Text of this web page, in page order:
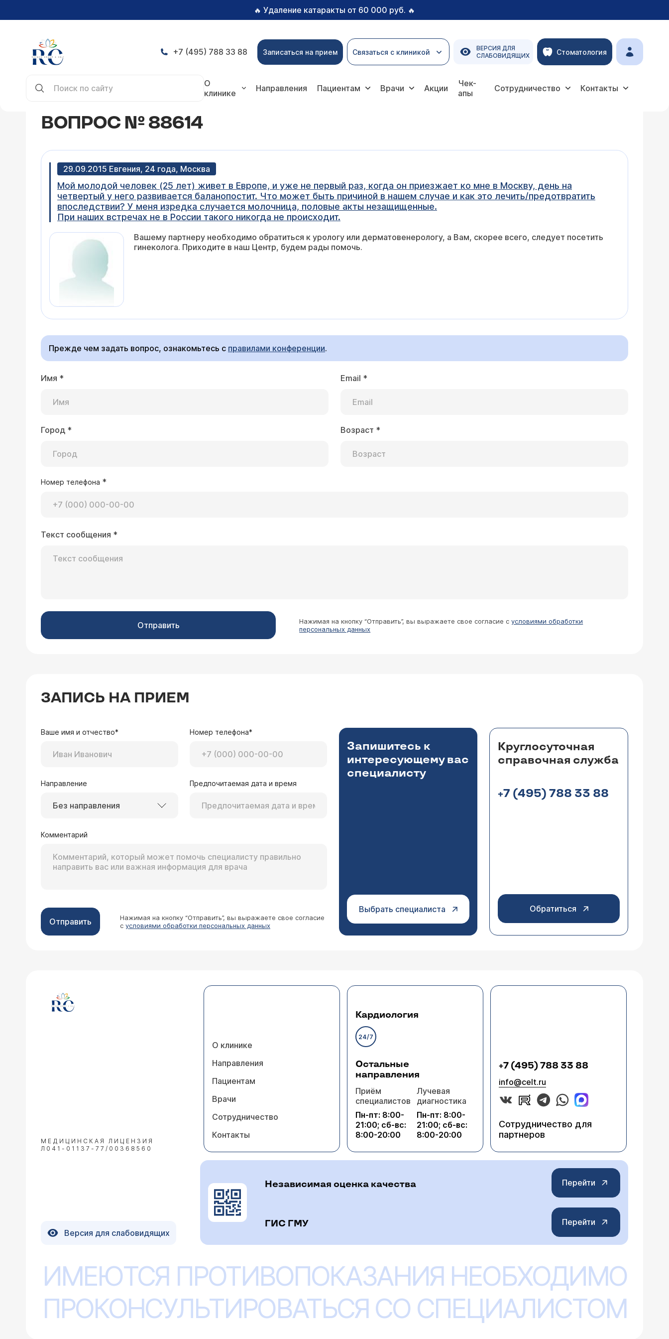
🔥 Удаление катаракты от 60 000 руб. 🔥
+7 (495) 788 33 88 Записаться на прием Связаться с клиникой
ВЕРСИЯ ДЛЯ
СЛАБОВИДЯЩИХ
Стоматология
О
клинике
Направления Пациентам Врачи Акции
Чек-
апы
Сотрудничество Контакты
ВОПРОС № 88614
29.09.2015 Евгения, 24 года, Москва
Мой молодой человек (25 лет) живет в Европе, и уже не первый раз, когда он приезжает ко мне в Москву, день на
четвертый у него развивается баланопостит. Что может быть причиной в нашем случае и как это лечить/предотвратить
впоследствии? У меня изредка случается молочница, половые акты незащищенные.
При наших встречах не в России такого никогда не происходит.
Вашему партнеру необходимо обратиться к урологу или дерматовенерологу, а Вам, скорее всего, следует посетить
гинеколога. Приходите в наш Центр, будем рады помочь.
Прежде чем задать вопрос, ознакомьтесь с правилами конференции.
Имя * Email *
Город * Возраст *
Номер телефона *
Текст сообщения *
Отправить Нажимая на кнопку “Отправить”, вы выражаете свое согласие сусловиями обработки
персональных данных
ЗАПИСЬ НА ПРИЕМ
Ваше имя и отчество* Номер телефона*
Направление
Без направления
Предпочитаемая дата и время
Комментарий
Отправить
Нажимая на кнопку “Отправить”, вы выражаете свое согласие
с условиями обработки персональных данных
Запишитесь к
интересующему вас
специалисту
Выбрать специалиста
Круглосуточная
справочная служба
+7 (495) 788 33 88
Обратиться
МЕДИЦИНСКАЯ ЛИЦЕНЗИЯ
Л041-01137-77/00368560
О клинике
Направления
Пациентам
Врачи
Сотрудничество
Контакты
Кардиология
24/7
Остальные
направления
Приём
специалистов
Пн-пт: 8:00-
21:00; сб-вс:
8:00-20:00
Лучевая
диагностика
Пн-пт: 8:00-
21:00; сб-вс:
8:00-20:00
+7 (495) 788 33 88
info@celt.ru
Сотрудничество для
партнеров
Версия для слабовидящих
Независимая оценка качества Перейти
ГИС ГМУ Перейти
ИМЕЮТСЯ ПРОТИВОПОКАЗАНИЯ НЕОБХОДИМО
ПРОКОНСУЛЬТИРОВАТЬСЯ СО СПЕЦИАЛИСТОМ